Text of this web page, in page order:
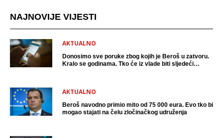
NAJNOVIJE VIJESTI
AKTUALNO
Donosimo sve poruke zbog kojih je Beroš u zatvoru.
Kralo se godinama. Tko će iz vlade biti sljedeći
AKTUALNO
Beroš navodno primio mito od 75 000 eura. Evo tko bi
mogao stajati na čelu zločinačkog udruženja